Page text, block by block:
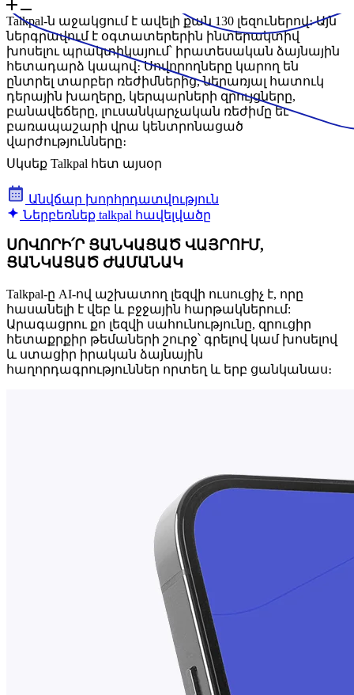
Talkpal-ն աջակցում է ավելի քան 130 լեզուներով։ Այն
ներգրավում է օգտատերերին ինտերակտիվ
խոսելու պրակտիկայում՝ իրատեսական ձայնային
հետադարձ կապով։ Սովորողները կարող են
ընտրել տարբեր ռեժիմներից, ներառյալ հատուկ
դերային խաղերը, կերպարների զրույցները,
բանավեճերը, լուսանկարչական ռեժիմը եւ
բառապաշարի վրա կենտրոնացած
վարժությունները։
Սկսեք Talkpal հետ այսօր
Անվճար խորհրդատվություն
Ներբեռնեք talkpal հավելվածը
ՍՈՎՈՐԻ՛Ր ՑԱՆԿԱՑԱԾ ՎԱՅՐՈՒՄ,
ՑԱՆԿԱՑԱԾ ԺԱՄԱՆԱԿ
Talkpal-ը AI-ով աշխատող լեզվի ուսուցիչ է, որը
հասանելի է վեբ և բջջային հարթակներում:
Արագացրու քո լեզվի սահունությունը, զրուցիր
հետաքրքիր թեմաների շուրջ՝ գրելով կամ խոսելով
և ստացիր իրական ձայնային
հաղորդագրություններ որտեղ և երբ ցանկանաս։